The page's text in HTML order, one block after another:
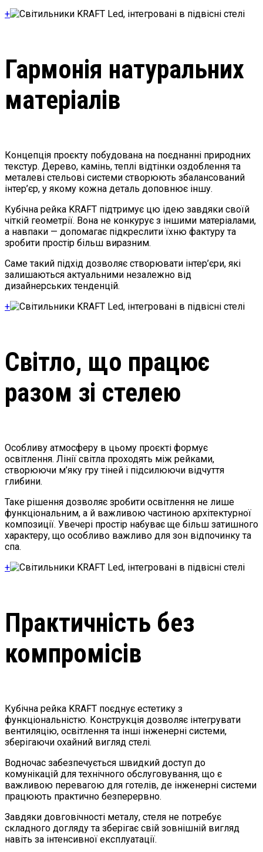
+
Гармонія натуральних
матеріалів
Концепція проєкту побудована на поєднанні природних
текстур. Дерево, камінь, теплі відтінки оздоблення та
металеві стельові системи створюють збалансований
інтер’єр, у якому кожна деталь доповнює іншу.
Кубічна рейка KRAFT підтримує цю ідею завдяки своїй
чіткій геометрії. Вона не конкурує з іншими матеріалами,
а навпаки — допомагає підкреслити їхню фактуру та
зробити простір більш виразним.
Саме такий підхід дозволяє створювати інтер’єри, які
залишаються актуальними незалежно від
дизайнерських тенденцій.
+
Світло, що працює
разом зі стелею
Особливу атмосферу в цьому проєкті формує
освітлення. Лінії світла проходять між рейками,
створюючи м’яку гру тіней і підсилюючи відчуття
глибини.
Таке рішення дозволяє зробити освітлення не лише
функціональним, а й важливою частиною архітектурної
композиції. Увечері простір набуває ще більш затишного
характеру, що особливо важливо для зон відпочинку та
спа.
+
Практичність без
компромісів
Кубічна рейка KRAFT поєднує естетику з
функціональністю. Конструкція дозволяє інтегрувати
вентиляцію, освітлення та інші інженерні системи,
зберігаючи охайний вигляд стелі.
Водночас забезпечується швидкий доступ до
комунікацій для технічного обслуговування, що є
важливою перевагою для готелів, де інженерні системи
працюють практично безперервно.
Завдяки довговічності металу, стеля не потребує
складного догляду та зберігає свій зовнішній вигляд
навіть за інтенсивної експлуатації.